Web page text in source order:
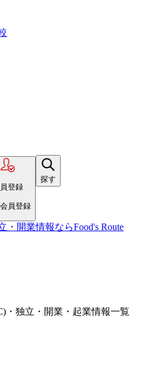
登録
員登録
探す
開業情報ならFood's Route
・独立・開業・起業情報一覧